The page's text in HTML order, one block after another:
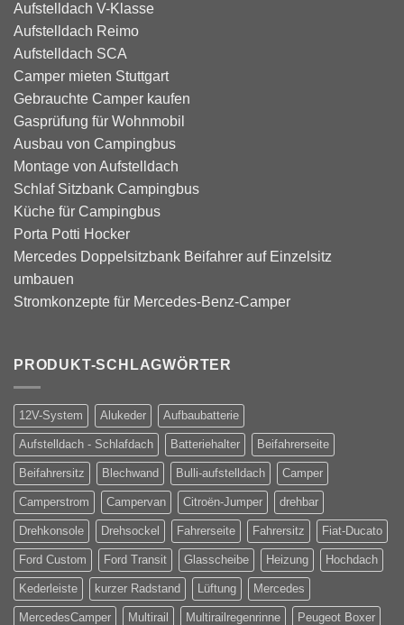
Aufstelldach V-Klasse
Aufstelldach Reimo
Aufstelldach SCA
Camper mieten Stuttgart
Gebrauchte Camper kaufen
Gasprüfung für Wohnmobil
Ausbau von Campingbus
Montage von Aufstelldach
Schlaf Sitzbank Campingbus
Küche für Campingbus
Porta Potti Hocker
Mercedes Doppelsitzbank Beifahrer auf Einzelsitz
umbauen
Stromkonzepte für Mercedes-Benz-Camper
PRODUKT-SCHLAGWÖRTER
12V-System Alukeder Aufbaubatterie
Aufstelldach - Schlafdach Batteriehalter Beifahrerseite
Beifahrersitz Blechwand Bulli-aufstelldach Camper
Camperstrom Campervan Citroën-Jumper drehbar
Drehkonsole Drehsockel Fahrerseite Fahrersitz Fiat-Ducato
Ford Custom Ford Transit Glasscheibe Heizung Hochdach
Kederleiste kurzer Radstand Lüftung Mercedes
MercedesCamper Multirail Multirailregenrinne Peugeot Boxer